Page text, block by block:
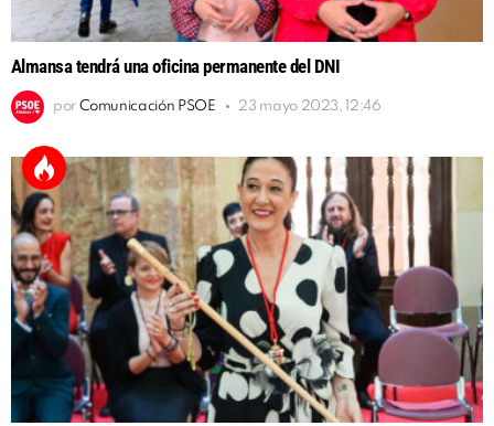
Almansa tendrá una oficina permanente del DNI
por Comunicación PSOE 23 mayo 2023, 12:46